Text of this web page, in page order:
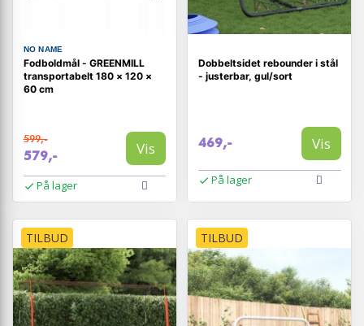
NO NAME
Fodboldmål - GREENMILL
transportabelt 180 × 120 ×
60 cm
599,-
579,- Vis
På lager
Dobbeltsidet rebounder i stål
- justerbar, gul/sort
469,- Vis
På lager
TILBUD TILBUD